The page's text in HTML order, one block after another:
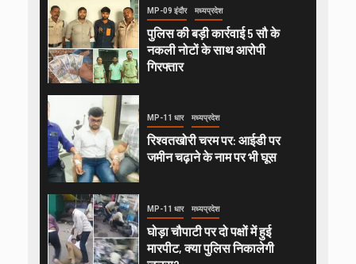
MP-09 इंदौर मध्यप्रदेश
पुलिस की बड़ी कार्रवाई 5 सौ के
नकली नोटों के साथ आरोपी
गिरफ्तार
MP-11 धार मध्यप्रदेश
रिश्वतखोरी चरम पर: आईडी पर
जमीन चढ़ाने के नाम पर भी घूस
MP-11 धार मध्यप्रदेश
घोड़ा चौपाटी पर दो पक्षों में हुई
मारपीट, क्या पुलिस निकालेगी